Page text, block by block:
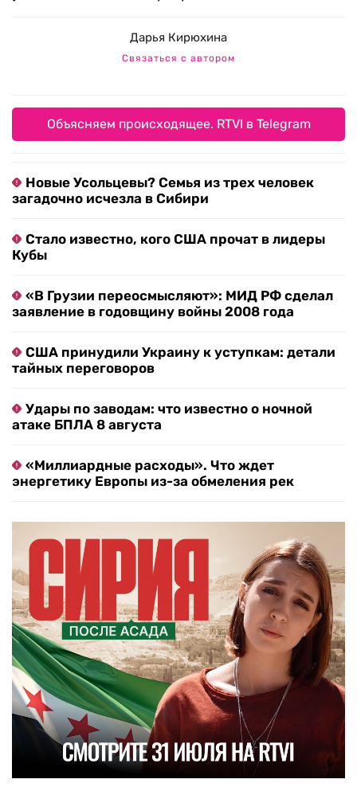
Дарья Кирюхина
Связаться с автором
Объясняем происходящее. RTVI в Telegram
Новые Усольцевы? Семья из трех человек
загадочно исчезла в Сибири
Стало известно, кого США прочат в лидеры
Кубы
«В Грузии переосмысляют»: МИД РФ сделал
заявление в годовщину войны 2008 года
США принудили Украину к уступкам: детали
тайных переговоров
Удары по заводам: что известно о ночной
атаке БПЛА 8 августа
«Миллиардные расходы». Что ждет
энергетику Европы из-за обмеления рек